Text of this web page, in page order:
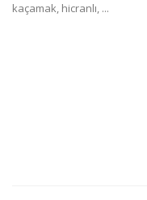
kaçamak, hicranlı, ...